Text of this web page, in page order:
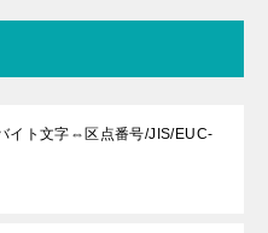
イト文字⇔区点番号/JIS/EUC-